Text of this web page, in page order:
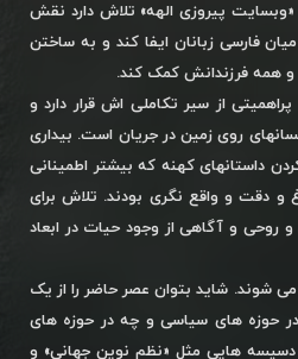
«وبسایت پیروزی الهه» تلاش دارد نقش
فارسی زبانان ایفا کند و به ساختن
و همه فرزندانش کمک کند.
از سیر تکاملی اش قرار دارد و
روی زمین در جریان است. بیداری
داستانهای کهنه که بیشتر اطمینانی
و دقت و واقع نگری بودند. تلاش برای
روحی و آگاهی از وجود حیات در ابعاد
شوند. شاید بتوان عصر حاضر را از یک
در حوزه های سیاسی و چه در حوزه های
دسیسه هایی مثل «نظم نوین جهانی» و